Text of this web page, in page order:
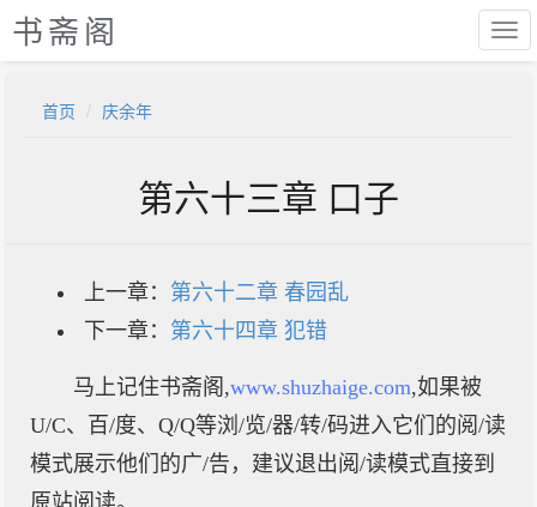
书斋阁
首页 庆余年
第六十三章 口子
上一章： 第六十二章 春园乱
下一章： 第六十四章 犯错
马上记住书斋阁,www.shuzhaige.com,如果被
U/C、百/度、Q/Q等浏/览/器/转/码进入它们的阅/读
模式展示他们的广/告，建议退出阅/读模式直接到
原站阅读。